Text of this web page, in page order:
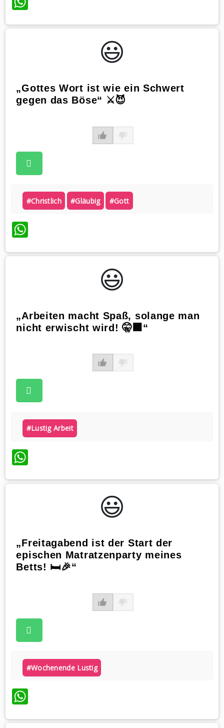
😃️
„Gottes Wort ist wie ein Schwert
gegen das Böse“ ⚔️😈
#christlich #gläubig #gott
WhatsApp
😃️
„Arbeiten macht Spaß, solange man
nicht erwischt wird! 🤫🏢“
#lustig Arbeit
WhatsApp
😃️
„Freitagabend ist der Start der
epischen Matratzenparty meines
Betts! 🛏️🎉“
#wochenende Lustig
WhatsApp